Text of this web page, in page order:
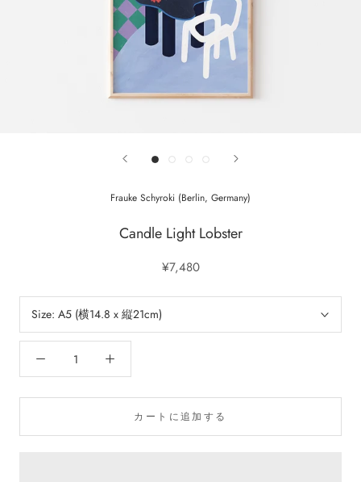
Frauke Schyroki (Berlin, Germany)
Candle Light Lobster
¥7,480
Size: A5 (横14.8 x 縦21cm)
カートに追加する